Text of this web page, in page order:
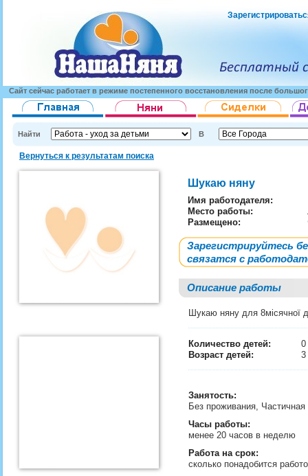
Сайт сейчас работает в режиме постепенного восстановления после
Найти В
Вернуться к результатам поиска
Шукаю няну
Имя работодателя:
Место работы:
Размещено:
Зарегистрируйтесь
связатся с
Описание работы
Шукаю няну для 8місячної
Количество детей:
0
Возраст детей:
Занятость:
Без проживания, Частичная
Часы работы:
менее 20 часов в неделю
Работа на срок:
сколько понадобится